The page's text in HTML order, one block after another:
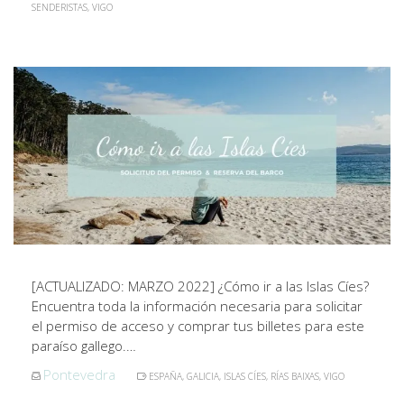
SENDERISTAS, VIGO
[ACTUALIZADO: MARZO 2022] ¿Cómo ir a las Islas Cíes?
Encuentra toda la información necesaria para solicitar
el permiso de acceso y comprar tus billetes para este
paraíso gallego.…
Pontevedra
ESPAÑA, GALICIA, ISLAS CÍES, RÍAS BAIXAS, VIGO